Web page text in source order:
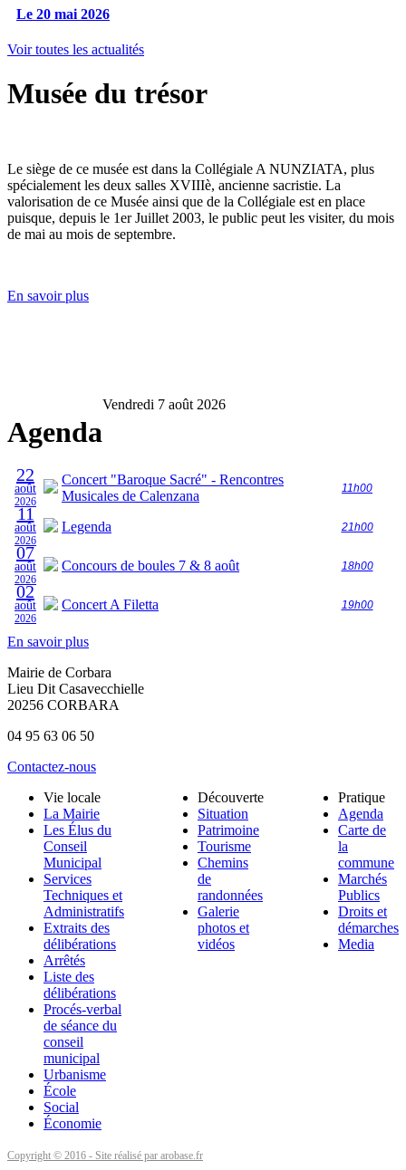
Le 20 mai 2026
Voir toutes les actualités
Musée du trésor
Le siège de ce musée est dans la Collégiale A NUNZIATA, plus
spécialement les deux salles XVIIIè, ancienne sacristie. La
valorisation de ce Musée ainsi que de la Collégiale est en place
puisque, depuis le 1er Juillet 2003, le public peut les visiter, du mois
de mai au mois de septembre.
En savoir plus
Agenda
Vendredi 7 août 2026
22
août
2026
Concert "Baroque Sacré" - Rencontres
Musicales de Calenzana
11h00
11
août
2026
Legenda 21h00
07
août
2026
Concours de boules 7 & 8 août 18h00
02
août
2026
Concert A Filetta 19h00
En savoir plus
Mairie de Corbara
Lieu Dit Casavecchielle
20256 CORBARA
04 95 63 06 50
Contactez-nous
Vie locale
La Mairie
Les Élus du
Conseil
Municipal
Services
Techniques et
Administratifs
Extraits des
délibérations
Arrêtés
Liste des
délibérations
Procés-verbal
de séance du
conseil
municipal
Urbanisme
École
Social
Économie
Découverte
Situation
Patrimoine
Tourisme
Chemins
de
randonnées
Galerie
photos et
vidéos
Pratique
Agenda
Carte de
la
commune
Marchés
Publics
Droits et
démarches
Media
Copyright © 2016 - Site réalisé par arobase.fr